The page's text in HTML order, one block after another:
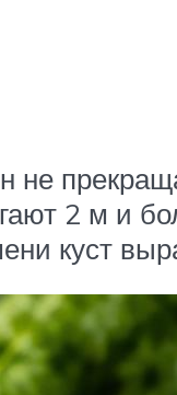
не
2 м и
куст